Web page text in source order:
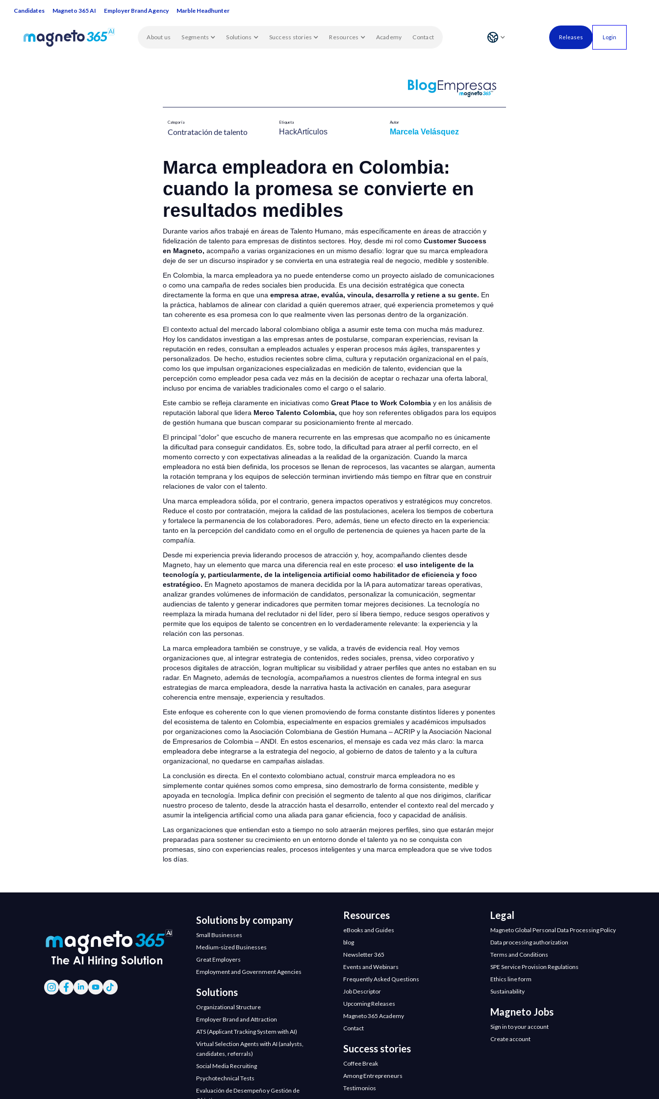
Candidates Magneto 365 AI Employer Brand Agency Marble Headhunter
About us Segments Solutions Success stories Resources Academy Contact Releases Login
Categoría
Contratación de talent​o
Etiqueta
HackArtículos
Autor
Marcela Velásquez
Marca empleadora en Colombia:
cuando la promesa se convierte en
resultados medibles
Durante varios años trabajé en áreas de Talento Humano, más específicamente en áreas de atracción y
fidelización de talento para empresas de distintos sectores. Hoy, desde mi rol como Customer Success
en Magneto, acompaño a varias organizaciones en un mismo desafío: lograr que su marca empleadora
deje de ser un discurso inspirador y se convierta en una estrategia real de negocio, medible y sostenible.
En Colombia, la marca empleadora ya no puede entenderse como un proyecto aislado de comunicaciones
o como una campaña de redes sociales bien producida. Es una decisión estratégica que conecta
directamente la forma en que una empresa atrae, evalúa, vincula, desarrolla y retiene a su gente. En
la práctica, hablamos de alinear con claridad a quién queremos atraer, qué experiencia prometemos y qué
tan coherente es esa promesa con lo que realmente viven las personas dentro de la organización.
El contexto actual del mercado laboral colombiano obliga a asumir este tema con mucha más madurez.
Hoy los candidatos investigan a las empresas antes de postularse, comparan experiencias, revisan la
reputación en redes, consultan a empleados actuales y esperan procesos más ágiles, transparentes y
personalizados. De hecho, estudios recientes sobre clima, cultura y reputación organizacional en el país,
como los que impulsan organizaciones especializadas en medición de talento, evidencian que la
percepción como empleador pesa cada vez más en la decisión de aceptar o rechazar una oferta laboral,
incluso por encima de variables tradicionales como el cargo o el salario.
Este cambio se refleja claramente en iniciativas como Great Place to Work Colombia y en los análisis de
reputación laboral que lidera Merco Talento Colombia, que hoy son referentes obligados para los equipos
de gestión humana que buscan comparar su posicionamiento frente al mercado.
El principal “dolor” que escucho de manera recurrente en las empresas que acompaño no es únicamente
la dificultad para conseguir candidatos. Es, sobre todo, la dificultad para atraer al perfil correcto, en el
momento correcto y con expectativas alineadas a la realidad de la organización. Cuando la marca
empleadora no está bien definida, los procesos se llenan de reprocesos, las vacantes se alargan, aumenta
la rotación temprana y los equipos de selección terminan invirtiendo más tiempo en filtrar que en construir
relaciones de valor con el talento.
Una marca empleadora sólida, por el contrario, genera impactos operativos y estratégicos muy concretos.
Reduce el costo por contratación, mejora la calidad de las postulaciones, acelera los tiempos de cobertura
y fortalece la permanencia de los colaboradores. Pero, además, tiene un efecto directo en la experiencia:
tanto en la percepción del candidato como en el orgullo de pertenencia de quienes ya hacen parte de la
compañía.
Desde mi experiencia previa liderando procesos de atracción y, hoy, acompañando clientes desde
Magneto, hay un elemento que marca una diferencia real en este proceso: el uso inteligente de la
tecnología y, particularmente, de la inteligencia artificial como habilitador de eficiencia y foco
estratégico. En Magneto apostamos de manera decidida por la IA para automatizar tareas operativas,
analizar grandes volúmenes de información de candidatos, personalizar la comunicación, segmentar
audiencias de talento y generar indicadores que permiten tomar mejores decisiones. La tecnología no
reemplaza la mirada humana del reclutador ni del líder, pero sí libera tiempo, reduce sesgos operativos y
permite que los equipos de talento se concentren en lo verdaderamente relevante: la experiencia y la
relación con las personas.
La marca empleadora también se construye, y se valida, a través de evidencia real. Hoy vemos
organizaciones que, al integrar estrategia de contenidos, redes sociales, prensa, video corporativo y
procesos digitales de atracción, logran multiplicar su visibilidad y atraer perfiles que antes no estaban en su
radar. En Magneto, además de tecnología, acompañamos a nuestros clientes de forma integral en sus
estrategias de marca empleadora, desde la narrativa hasta la activación en canales, para asegurar
coherencia entre mensaje, experiencia y resultados.
Este enfoque es coherente con lo que vienen promoviendo de forma constante distintos líderes y ponentes
del ecosistema de talento en Colombia, especialmente en espacios gremiales y académicos impulsados
por organizaciones como la Asociación Colombiana de Gestión Humana – ACRIP y la Asociación Nacional
de Empresarios de Colombia – ANDI. En estos escenarios, el mensaje es cada vez más claro: la marca
empleadora debe integrarse a la estrategia del negocio, al gobierno de datos de talento y a la cultura
organizacional, no quedarse en campañas aisladas.
La conclusión es directa. En el contexto colombiano actual, construir marca empleadora no es
simplemente contar quiénes somos como empresa, sino demostrarlo de forma consistente, medible y
apoyada en tecnología. Implica definir con precisión el segmento de talento al que nos dirigimos, clarificar
nuestro proceso de talento, desde la atracción hasta el desarrollo, entender el contexto real del mercado y
asumir la inteligencia artificial como una aliada para ganar eficiencia, foco y capacidad de análisis.
Las organizaciones que entiendan esto a tiempo no solo atraerán mejores perfiles, sino que estarán mejor
preparadas para sostener su crecimiento en un entorno donde el talento ya no se conquista con
promesas, sino con experiencias reales, procesos inteligentes y una marca empleadora que se vive todos
los días.
Solutions by company
Small Businesses
Medium-sized Businesses
Great Employers
Employment and Government Agencies
Solutions
Organizational Structure
Employer Brand and Attraction
ATS (Applicant Tracking System with AI)
Virtual Selection Agents with AI (analysts,
candidates, referrals)
Social Media Recruiting
Psychotechnical Tests
Evaluación de Desempeño y Gestión de
Resources
eBooks and Guides
blog
Newsletter 365
Events and Webinars
Frequently Asked Questions
Job Descriptor
Upcoming Releases
Magneto 365 Academy
Contact
Success stories
Coffee Break
Among Entrepreneurs
Testimonios
Legal
Magneto Global Personal Data Processing Policy
Data processing authorization
Terms and Conditions
SPE Service Provision Regulations
Ethics line form
Sustainability
Magneto Jobs
Sign in to your account
Create account